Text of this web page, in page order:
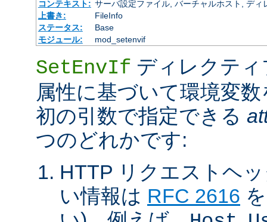
コンテキスト: サーバ設定ファイル, バーチャルホスト, ディ
上書き:
FileInfo
ステータス:
Base
モジュール:
mod_setenvif
SetEnvIf ディレクテ
属性に基づいて環境変
初の引数で指定できる
つのどれかです:
HTTP リクエストヘ
い情報は RFC 2616